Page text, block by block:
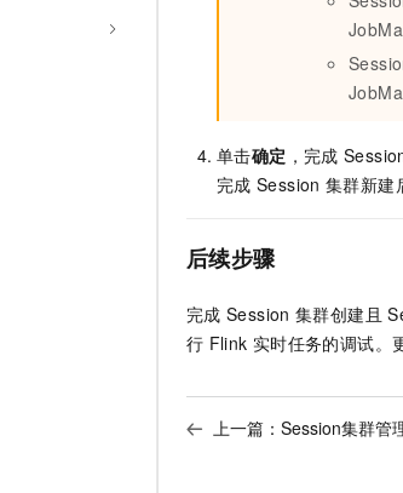
单击确定 ，完成
完成 Session 集群新建
后续步骤
完成 Session 集群创建且
行 Flink 实时任务的调试。
上一篇： Session集群管